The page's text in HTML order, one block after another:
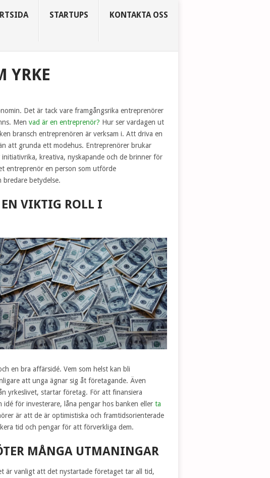
STARTUPS KONTAKTA OSS
YRKE
Det är tack vare framgångsrika entreprenörer
Menvad är en entreprenör? Hur ser vardagen ut
bransch entreprenören är verksam i. Att driva en
att grunda ett modehus. Entreprenörer brukar
kreativa, nyskapande och de brinner för
entreprenör en person som utförde
betydelse.
EN VIKTIG ROLL I
en bra affärsidé. Vem som helst kan bli
att unga ägnar sig åt företagande. Även
yrkeslivet, startar företag. För att finansiera
idé för investerare, låna pengar hos banken ellerta
är att de är optimistiska och framtidsorienterade
tid och pengar för att förverkliga dem.
MÅNGA UTMANINGAR
är vanligt att det nystartade företaget tar all tid,